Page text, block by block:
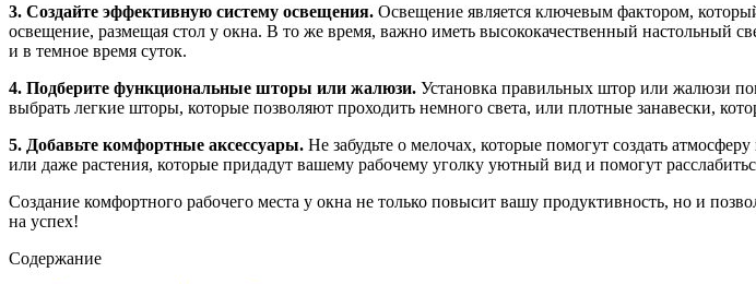
3. Создайте эффективную систему освещения. Освещение является ключевым фактором,
освещение, размещая стол у окна. В то же время, важно иметь высококачественный настольный
и в темное время суток.
4. Подберите функциональные шторы или жалюзи. Установка правильных штор или жалюзи
выбрать легкие шторы, которые позволяют проходить немного света, или плотные занавески,
5. Добавьте комфортные аксессуары. Не забудьте о мелочах, которые помогут создать
или даже растения, которые придадут вашему рабочему уголку уютный вид и помогут
Создание комфортного рабочего места у окна не только повысит вашу продуктивность, но и
на успех!
Содержание